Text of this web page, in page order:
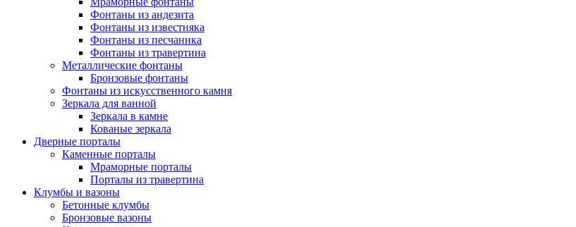
Фонтаны из андезита
Фонтаны из известняка
Фонтаны из песчаника
Фонтаны из травертина
Металлические фонтаны
Бронзовые фонтаны
Фонтаны из искусственного камня
Зеркала для ванной
Зеркала в камне
Кованые зеркала
Дверные порталы
Каменные порталы
Мраморные порталы
Порталы из травертина
Клумбы и вазоны
Бетонные клумбы
Бронзовые вазоны